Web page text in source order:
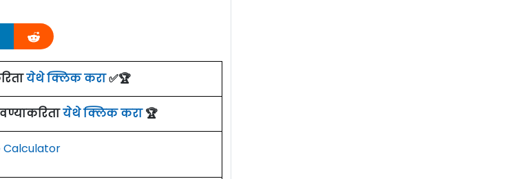
येथे क्लिक करा✅🏆
येथे क्लिक करा🏆
Calculator